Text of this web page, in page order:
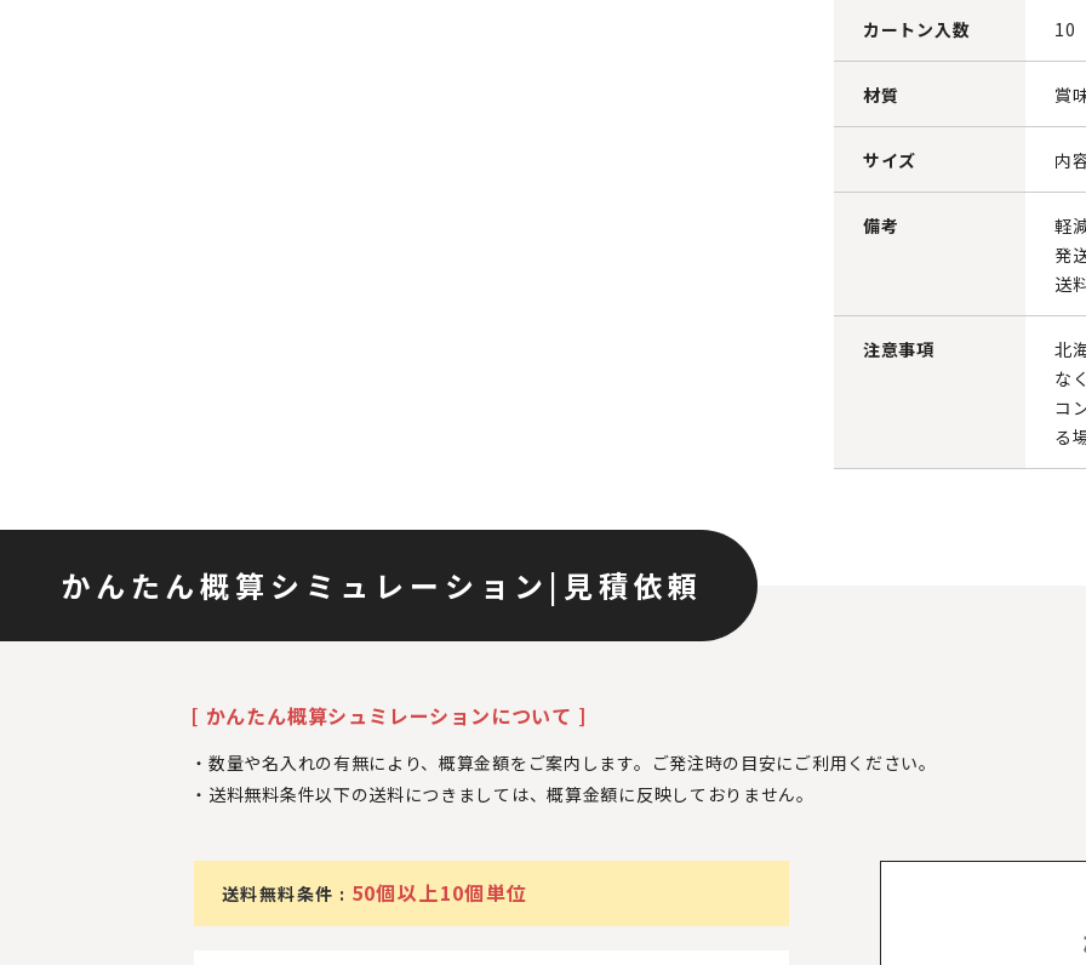
カートン入数 10
材質 賞
サイズ 内
備考
軽
発
送
注意事項
北
な
コ
る
かんたん概算シミュレーション | 見積依頼
[ かんたん概算シュミレーションについて ]
数量や名入れの有無により、概算金額をご案内します。ご発注時の目安にご利用ください。
送料無料条件以下の送料につきましては、概算金額に反映しておりません。
送料無料条件 : 50個以上10個単位